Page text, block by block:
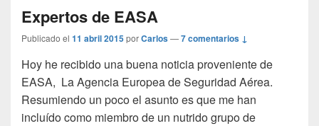
Expertos de EASA
Publicado el 11 abril 2015porCarlos—7 comentarios ↓
Hoy he recibido una buena noticia proveniente de
EASA, La Agencia Europea de Seguridad Aérea.
Resumiendo un poco el asunto es que me han
incluído como miembro de un nutrido grupo de